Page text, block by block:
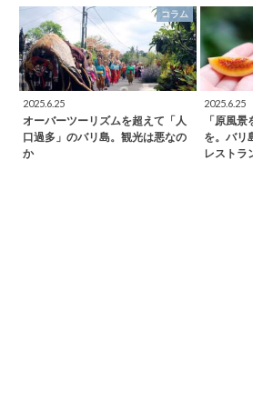
コラム
2025.6.25
オーバーツーリズムを超えて「人
口過多」のバリ島。観光は悪なの
か
2025.6.25
「原風
を。バリ
レストラ